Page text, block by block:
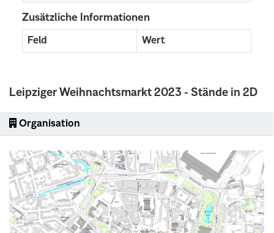
Leipziger Weihnachtsmarkt 2023 - Stände in 2D
Organisation
Zusätzliche Informationen
Feld Wert